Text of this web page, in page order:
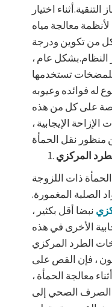
اختيار
معالجة مياه
من تكوين ودرجة
النظام.بشكل عام ،
تستخدمها
له فوائده وعيوبه
على كل من هذه
الإيجابية ،
المركزي
ذات اللزوجة
الصلبة المغمورة.
نبضا أقل بكثير ،
الأخرى في هذه
الطرد المركزي
، فإن القص على
معالجة الحمأة ،
الصرف الصحي إلى